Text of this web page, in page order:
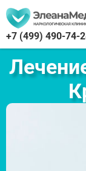
+7 (499) 490-74-